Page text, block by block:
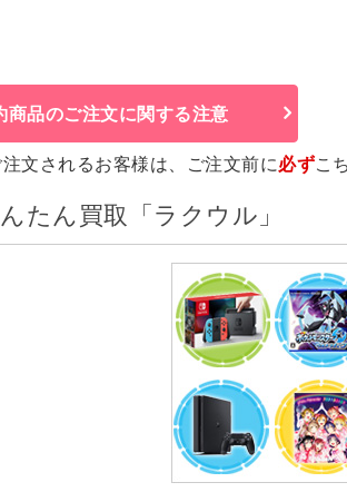
商品のご注文に関する注意
文されるお客様は、ご注文前に必ずこ
たん買取「ラクウル」